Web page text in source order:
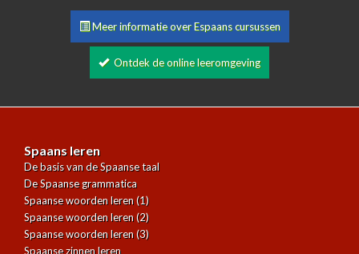
Meer informatie over Espaans cursussen
Ontdek de online leeromgeving
Spaans leren
De basis van de Spaanse taal
De Spaanse grammatica
Spaanse woorden leren (1)
Spaanse woorden leren (2)
Spaanse woorden leren (3)
Spaanse zinnen leren